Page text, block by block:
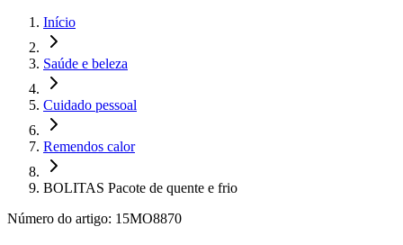
Início
Saúde e beleza
Cuidado pessoal
Remendos calor
BOLITAS Pacote de quente e frio
Número do artigo: 15MO8870